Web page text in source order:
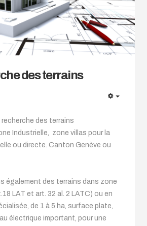
des terrains
recherche des terrains
Industrielle, zone villas pour la
ou directe. Canton Genève ou
également des terrains dans zone
LAT et art. 32 al. 2 LATC) ou en
de 1 à 5 ha, surface plate,
électrique important, pour une